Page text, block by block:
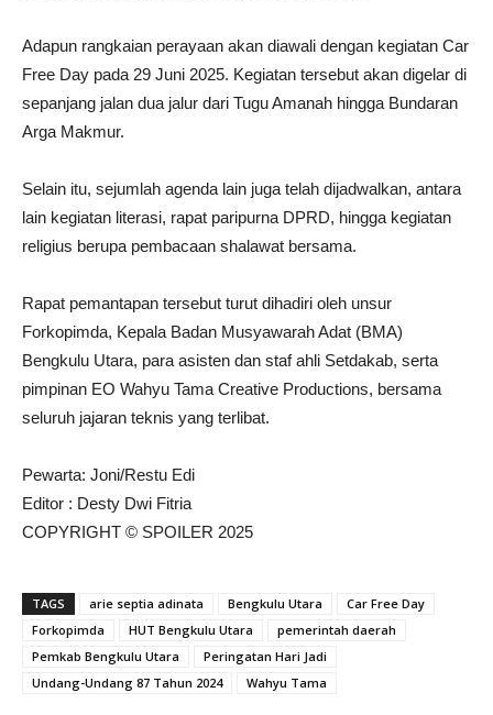
Adapun rangkaian perayaan akan diawali dengan kegiatan Car
Free Day pada 29 Juni 2025. Kegiatan tersebut akan digelar di
sepanjang jalan dua jalur dari Tugu Amanah hingga Bundaran
Arga Makmur.
Selain itu, sejumlah agenda lain juga telah dijadwalkan, antara
lain kegiatan literasi, rapat paripurna DPRD, hingga kegiatan
religius berupa pembacaan shalawat bersama.
Rapat pemantapan tersebut turut dihadiri oleh unsur
Forkopimda, Kepala Badan Musyawarah Adat (BMA)
Bengkulu Utara, para asisten dan staf ahli Setdakab, serta
pimpinan EO Wahyu Tama Creative Productions, bersama
seluruh jajaran teknis yang terlibat.
Pewarta: Joni/Restu Edi
Editor : Desty Dwi Fitria
COPYRIGHT © SPOILER 2025
TAGS arie septia adinata Bengkulu Utara
Car Free Day
Forkopimda
HUT Bengkulu Utara
pemerintah daerah
Pemkab Bengkulu Utara
Peringatan Hari Jadi
Undang-Undang 87 Tahun 2024
Wahyu Tama